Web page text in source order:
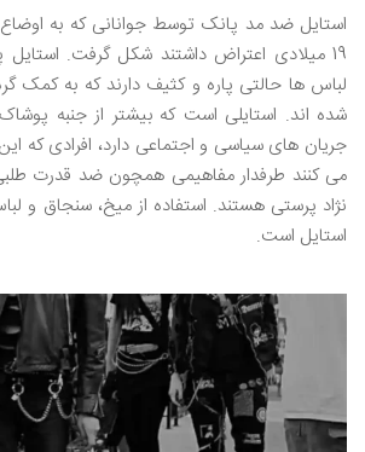
استایل ضد مد پانک توسط جوانانی که به
19 میلادی اعتراض داشتند شکل گرفت.
لباس ها حالتی پاره و کثیف دارند که به کمک
شده اند. استایلی است که بیشتر از جنبه
جریان های سیاسی و اجتماعی دارد، افرادی که
می کنند طرفدار مفاهیمی همچون ضد قدرت
نژاد پرستی هستند. استفاده از میخ، سنجاق و
استایل است.